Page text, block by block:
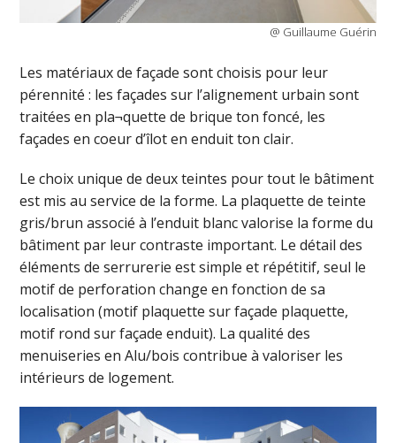
@ Guillaume Guérin
Les matériaux de façade sont choisis pour leur
pérennité : les façades sur l’alignement urbain sont
traitées en pla¬quette de brique ton foncé, les
façades en coeur d’îlot en enduit ton clair.
Le choix unique de deux teintes pour tout le bâtiment
est mis au service de la forme. La plaquette de teinte
gris/brun associé à l’enduit blanc valorise la forme du
bâtiment par leur contraste important. Le détail des
éléments de serrurerie est simple et répétitif, seul le
motif de perforation change en fonction de sa
localisation (motif plaquette sur façade plaquette,
motif rond sur façade enduit). La qualité des
menuiseries en Alu/bois contribue à valoriser les
intérieurs de logement.